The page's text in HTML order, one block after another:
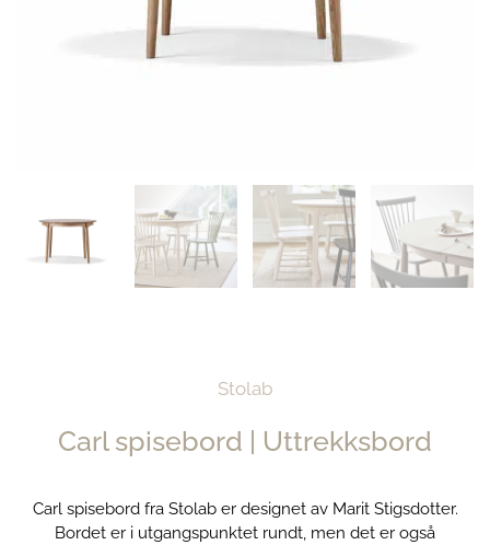
Stolab
Carl spisebord | Uttrekksbord
Carl spisebord fra Stolab er designet av Marit Stigsdotter.
Bordet er i utgangspunktet rundt, men det er også